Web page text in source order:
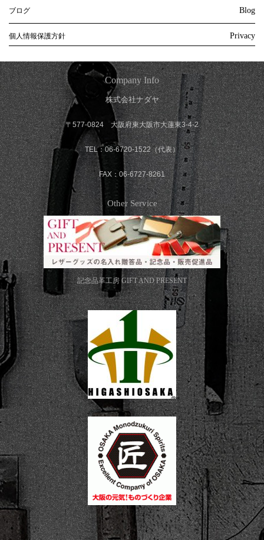
ブログ Blog
個人情報保護方針 Privacy
Company Info
株式会社ナダヤ
〒577-0824 大阪府東大阪市大蓮東3-4-2
TEL：06-6720-1522（代表）
FAX：06-6727-8261
Other Service
記念品革工房 GIFT AND PRESENT